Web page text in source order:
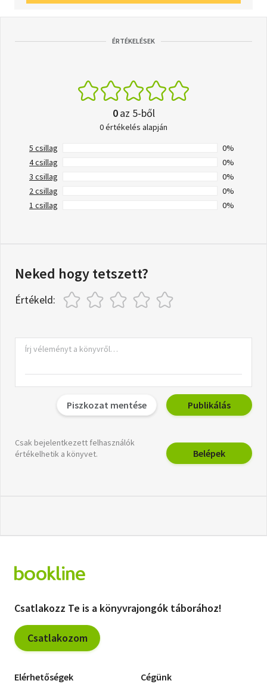
ÉRTÉKELÉSEK
0az 5-ből
0 értékelés alapján
5 csillag
0%
4 csillag
0%
3 csillag
0%
2 csillag
0%
1 csillag
0%
Neked hogy tetszett?
Értékeld:
Piszkozat mentése Publikálás
Csak bejelentkezett felhasználók
értékelhetik a könyvet.
Belépek
Csatlakozz Te is a könyvrajongók táborához!
Csatlakozom
Elérhetőségek Cégünk